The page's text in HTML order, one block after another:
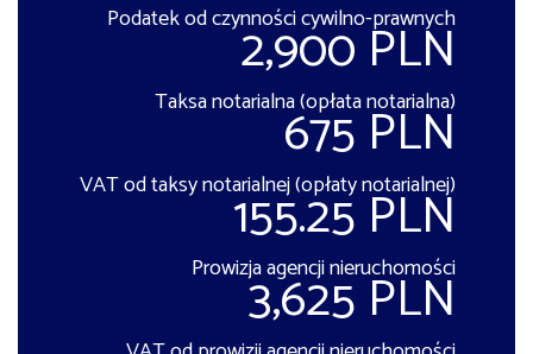
Podatek od czynności cywilno-prawnych
2,900 PLN
Taksa notarialna (opłata notarialna)
675 PLN
VAT od taksy notarialnej (opłaty notarialnej)
155.25 PLN
Prowizja agencji nieruchomości
3,625 PLN